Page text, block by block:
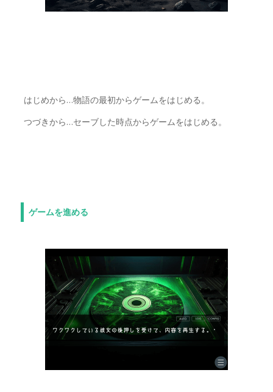
はじめから…物語の最初からゲームをはじめる。
つづきから…セーブした時点からゲームをはじめる。
ゲームを進める